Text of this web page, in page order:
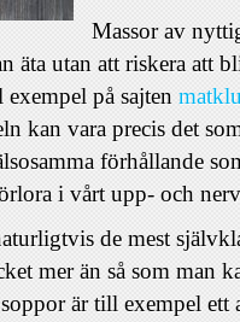
Massor av
äta utan att riskera att
på sajten
kan vara precis det
förhållande
i vårt upp- och
de mest
mer än så som man
är till exempel ett